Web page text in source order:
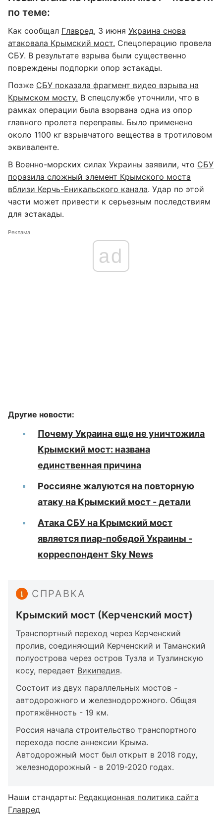
по теме:
Как сообщал Главред, 3 июня Украина снова
атаковала Крымский мост. Спецоперацию провела
СБУ. В результате взрыва были существенно
повреждены подпорки опор эстакады.
Позже СБУ показала фрагмент видео взрыва на
Крымском мосту. В спецслужбе уточнили, что в
рамках операции была взорвана одна из опор
главного пролета переправы. Было применено
около 1100 кг взрывчатого вещества в тротиловом
эквиваленте.
В Военно-морских силах Украины заявили, что СБУ
поразила сложный элемент Крымского моста
вблизи Керчь-Еникальского канала. Удар по этой
части может привести к серьезным последствиям
для эстакады.
Реклама
ad
Другие новости:
Почему Украина еще не уничтожила
Крымский мост: названа
единственная причина
Россияне жалуются на повторную
атаку на Крымский мост - детали
Атака СБУ на Крымский мост
является пиар-победой Украины -
корреспондент Sky News
СПРАВКА
Крымский мост (Керченский мост)
Транспортный переход через Керченский
пролив, соединяющий Керченский и Таманский
полуострова через остров Тузла и Тузлинскую
косу, передает Википедия.
Состоит из двух параллельных мостов -
автодорожного и железнодорожного. Общая
протяжённость - 19 км.
Россия начала строительство транспортного
перехода после аннексии Крыма.
Автодорожный мост был открыт в 2018 году,
железнодорожный - в 2019-2020 годах.
Наши стандарты: Редакционная политика сайта
Главред